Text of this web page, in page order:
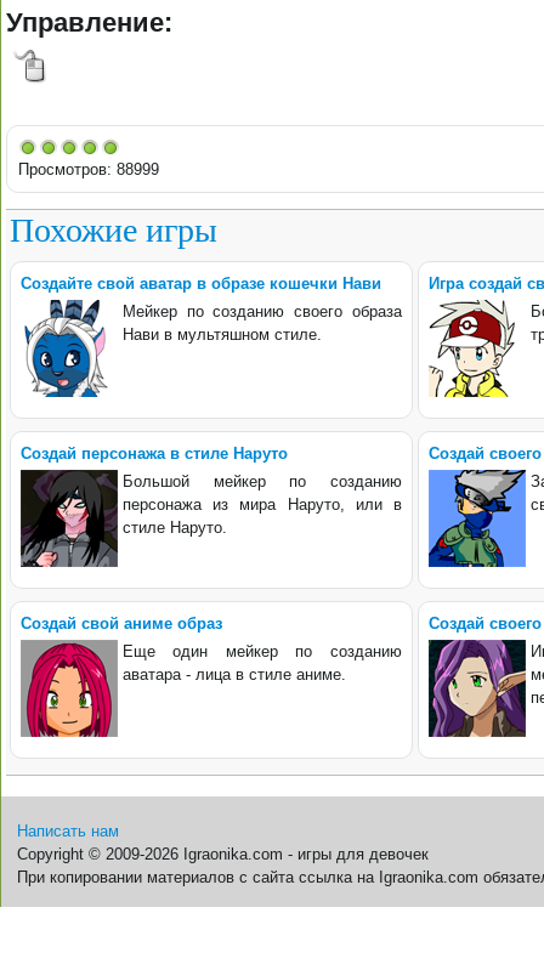
Управление:
Просмотров: 88999
Похожие игры
Создайте свой аватар в образе кошечки Нави
Мейкер по созданию своего образа
Нави в мультяшном стиле.
Игра создай
Создай персонажа в стиле Наруто
Большой мейкер по созданию
персонажа из мира Наруто, или в
стиле Наруто.
Создай
Создай свой аниме образ
Еще один мейкер по созданию
аватара - лица в стиле аниме.
Создай
Написать нам
Copyright © 2009-2026 Igraonika.com - игры для девочек
При копировании материалов с сайта ссылка на Igraonika.com